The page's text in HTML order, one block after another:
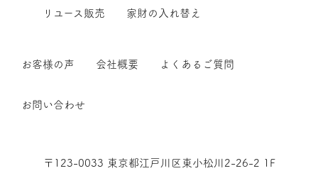
リユース販売 家財の入れ替え
お客様の声 会社概要 よくあるご質問
お問い合わせ
〒123-0033 東京都江戸川区東小松川2-26-2 1F